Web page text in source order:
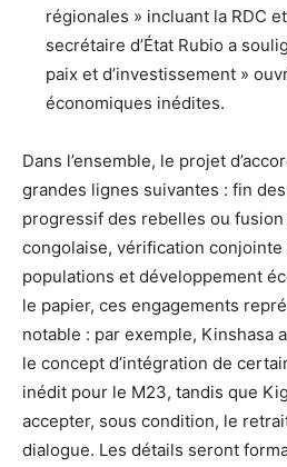
régionales » incluant la RDC
secrétaire d’État Rubio a
paix et d’investissement »
économiques inédites.
Dans l’ensemble, le projet
grandes lignes suivantes : fin
progressif des rebelles ou fusion
congolaise, vérification
populations et développement
le papier, ces engagements
notable : par exemple, Kinshasa
le concept d’intégration de
inédit pour le M23, tandis que
accepter, sous condition, le
dialogue. Les détails seront